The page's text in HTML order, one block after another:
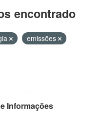
encontrado
emissões
Informações